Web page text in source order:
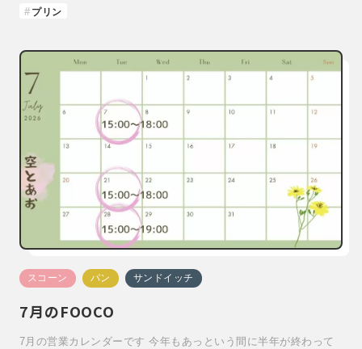
プリン
スコーン パン サンドイッチ
7月のFOOCO
7月の営業カレンダーです 今年もあっという間に半年が終わって